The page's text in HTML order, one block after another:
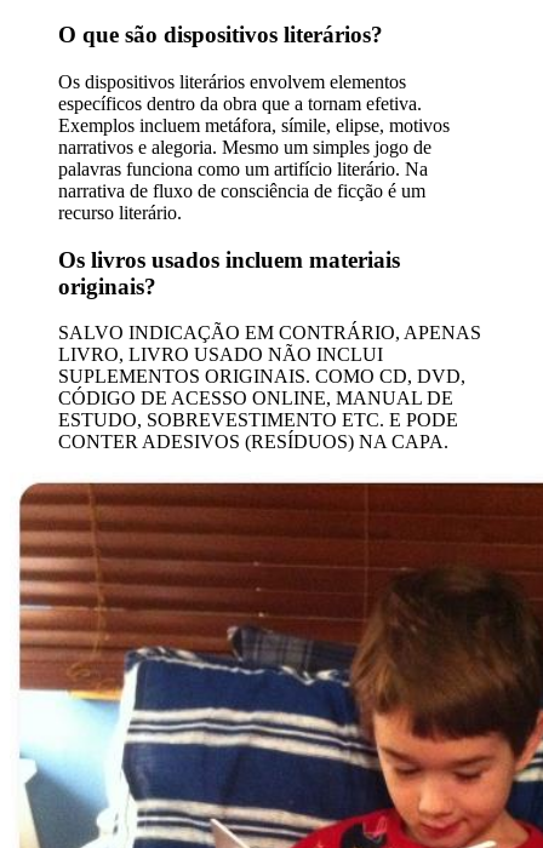
O que são dispositivos literários?
Os dispositivos literários envolvem elementos
específicos dentro da obra que a tornam efetiva.
Exemplos incluem metáfora, símile, elipse, motivos
narrativos e alegoria. Mesmo um simples jogo de
palavras funciona como um artifício literário. Na
narrativa de fluxo de consciência de ficção é um
recurso literário.
Os livros usados ​​incluem materiais
originais?
SALVO INDICAÇÃO EM CONTRÁRIO, APENAS
LIVRO, LIVRO USADO NÃO INCLUI
SUPLEMENTOS ORIGINAIS. COMO CD, DVD,
CÓDIGO DE ACESSO ONLINE, MANUAL DE
ESTUDO, SOBREVESTIMENTO ETC. E PODE
CONTER ADESIVOS (RESÍDUOS) NA CAPA.